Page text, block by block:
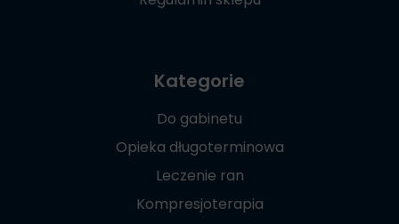
Kategorie
Do gabinetu
Opieka długoterminowa
Leczenie ran
Kompresjoterapia